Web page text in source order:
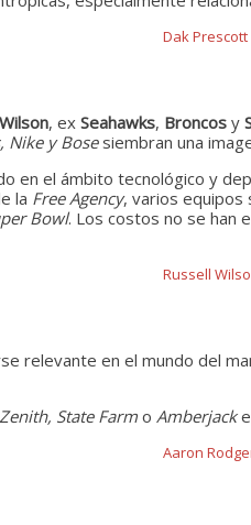
Dak Prescott
, ex Seahawks, Broncos y
Nike y Bosesiembran una
en el ámbito tecnológico y
la Free Agency, varios equipos
Bowl. Los costos no se han
Russell
relevante en el mundo del
Zenith, State Farm o Amberjack
Aaron